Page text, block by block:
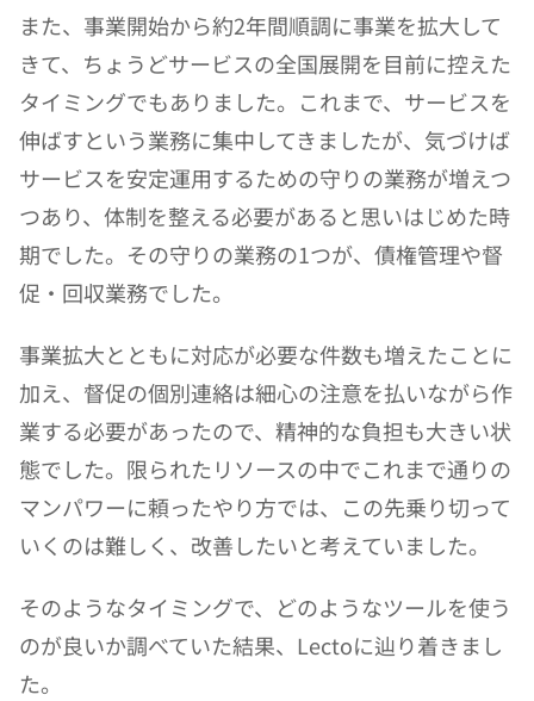
また、事業開始から約2年間順調に事業を拡大して
きて、ちょうどサービスの全国展開を目前に控えた
タイミングでもありました。これまで、サービスを
伸ばすという業務に集中してきましたが、気づけば
サービスを安定運用するための守りの業務が増えつ
つあり、体制を整える必要があると思いはじめた時
期でした。その守りの業務の1つが、債権管理や督
促・回収業務でした。
事業拡大とともに対応が必要な件数も増えたことに
加え、督促の個別連絡は細心の注意を払いながら作
業する必要があったので、精神的な負担も大きい状
態でした。限られたリソースの中でこれまで通りの
マンパワーに頼ったやり方では、この先乗り切って
いくのは難しく、改善したいと考えていました。
そのようなタイミングで、どのようなツールを使う
のが良いか調べていた結果、Lectoに辿り着きまし
た。